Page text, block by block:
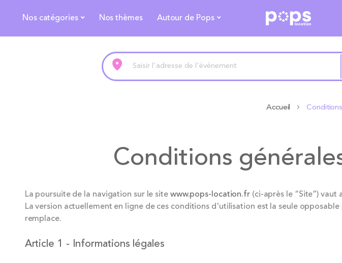
Nos catégories Nos thèmes Autour de Pops
Accueil
Conditions
La poursuite de la navigation sur le sitewww.pops-location.fr (ci-après le “Site”)
La version actuellement en ligne de ces conditions d'utilisation est la seule
remplace.
Article 1 - Informations légales